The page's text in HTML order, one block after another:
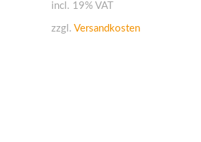
incl. 19% VAT
zzgl. Versandkosten